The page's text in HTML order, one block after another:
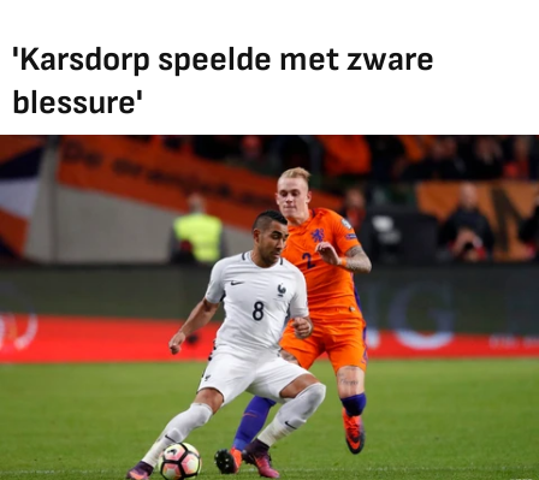
'Karsdorp speelde met zware
blessure'